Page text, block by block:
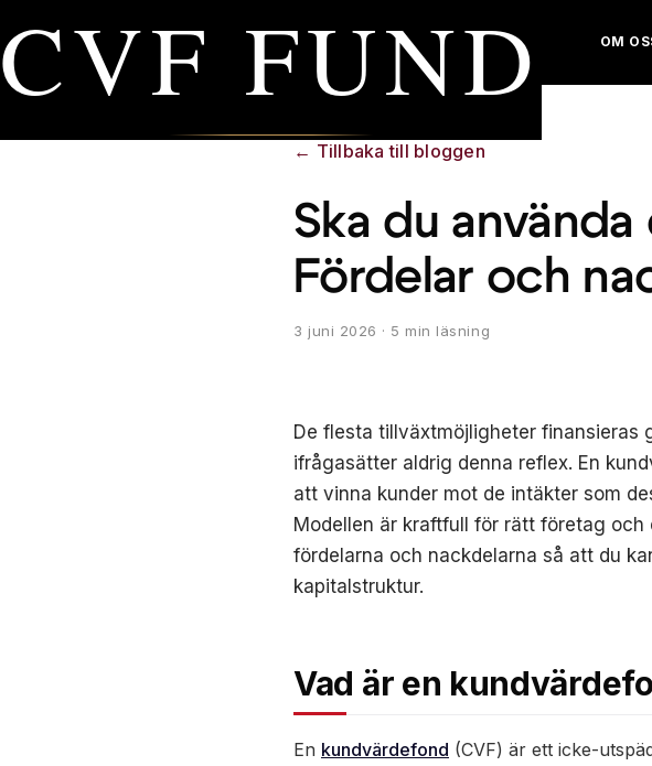
CVF FUND OM
← Tillbaka till bloggen
Ska du
Fördelar och
3 juni 2026 · 5 min läsning
De flesta tillväxtmöjligheter finansieras
ifrågasätter aldrig denna reflex. En
att vinna kunder mot de intäkter som
Modellen är kraftfull för rätt företag
fördelarna och nackdelarna så att du
kapitalstruktur.
Vad är en
En kundvärdefond (CVF) är ett icke-